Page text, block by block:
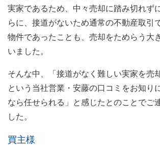
実家であるため、中々売却に踏み切れず
らに、接道がないため通常の不動産取引
物件であったことも、売却をためらう大
いました。
そんな中、「接道がなく難しい実家を売
という当社営業・安藤の口コミをお知り
なら任せられる」と感じたとのことでご
した。
買主様